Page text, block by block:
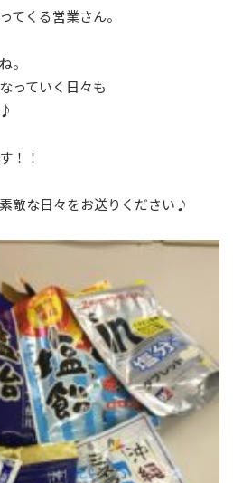
てくる営業さん。
。
っていく日々も
！！
敵な日々をお送りください♪